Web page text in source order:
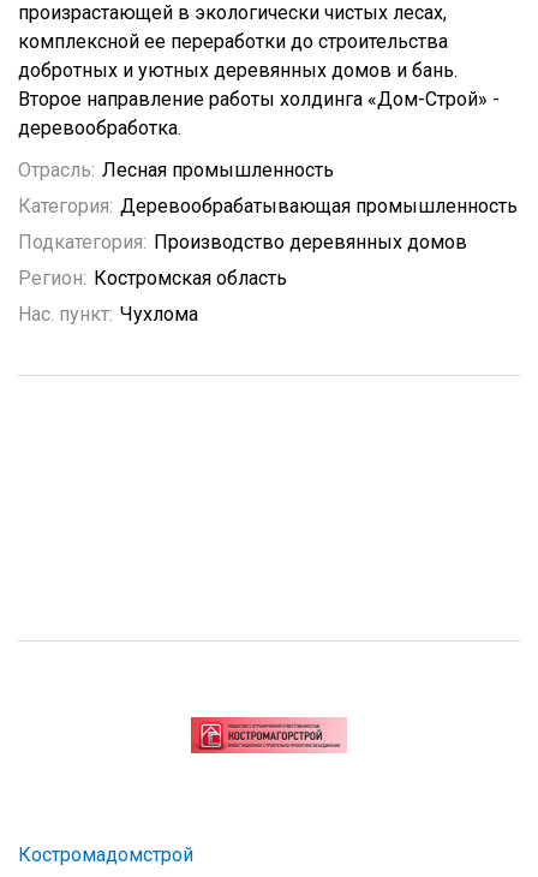
произрастающей в экологически чистых лесах,
комплексной ее переработки до строительства
добротных и уютных деревянных домов и бань.
Второе направление работы холдинга «Дом-Строй» -
деревообработка.
Отрасль: Лесная промышленность
Категория: Деревообрабатывающая промышленность
Подкатегория: Производство деревянных домов
Регион: Костромская область
Нас. пункт: Чухлома
Костромадомстрой